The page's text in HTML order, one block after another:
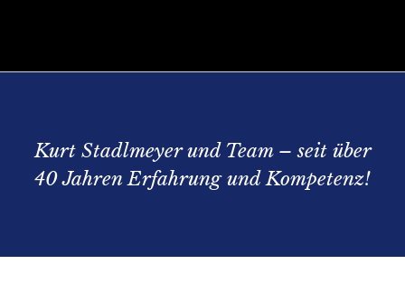
Kurt Stadlmeyer und Team – seit über
40 Jahren Erfahrung und Kompetenz!